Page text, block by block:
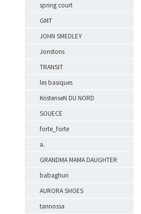
spring court
GMT
JOHN SMEDLEY
Jonstons
TRANSIT
les basiques
KristenseN DU NORD
SOUECE
forte_forte
a.
GRANDMA MAMA DAUGHTER
babaghuri
AURORA SHOES
tannossa